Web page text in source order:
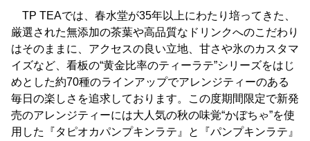
TP TEAでは、春水堂が35年以上にわたり培ってきた、
厳選された無添加の茶葉や高品質なドリンクへのこだわり
はそのままに、アクセスの良い立地、甘さや氷のカスタマ
イズなど、看板の“黄金比率のティーラテ”シリーズをはじ
めとした約70種のラインアップでアレンジティーのある
毎日の楽しさを追求しております。この度期間限定で新発
売のアレンジティーには大人気の秋の味覚“かぼちゃ”を使
用した『タピオカパンプキンラテ』と『パンプキンラテ』